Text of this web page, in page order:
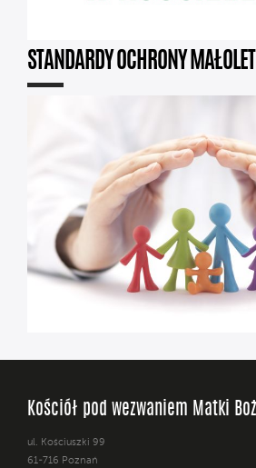
STANDARDY OCHRONY
Kościół pod wezwaniem Matki
ul. Kościuszki 99
61-716 Poznań